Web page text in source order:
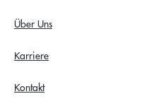
Über Uns
Karriere
Kontakt